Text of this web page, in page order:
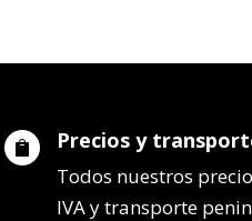
hasta
 Precios y
Todos nuestros
IVA y transporte